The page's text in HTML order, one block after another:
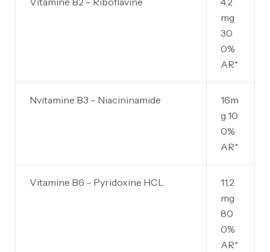
mg
30
0%
AR*
Nvitamine B3 – Niacininamide
16m
g 10
0%
AR*
Vitamine B6 – Pyridoxine HCL
11,2
mg
80
0%
AR*